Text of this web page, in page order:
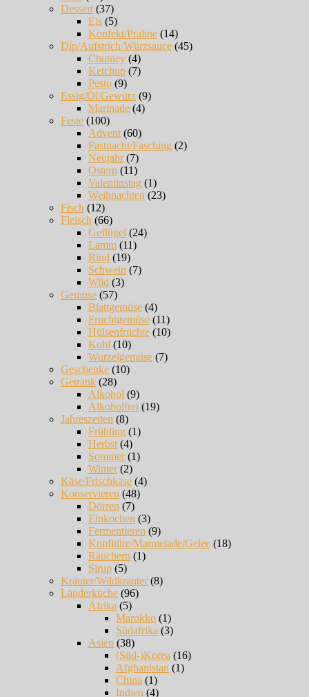
Dessert (37)
Eis (5)
Konfekt/Praline (14)
Dip/Aufstrich/Würzsauce (45)
Chutney (4)
Ketchup (7)
Pesto (9)
Essig/Öl/Gewürz (9)
Marinade (4)
Feste (100)
Advent (60)
Fastnacht/Fasching (2)
Neujahr(7)
Ostern (11)
Valentinstag (1)
Weihnachten (23)
Fisch (12)
Fleisch (66)
Geflügel (24)
Lamm (11)
Rind (19)
Schwein (7)
Wild (3)
Gemüse (57)
Blattgemüse (4)
Fruchtgemüse (11)
Hülsenfrüchte (10)
Kohl (10)
Wurzelgemüse (7)
Geschenke (10)
Getränk (28)
Alkohol (9)
Alkoholfrei (19)
Jahreszeiten (8)
Frühling (1)
Herbst (4)
Sommer(1)
Winter(2)
Käse/Frischkäse (4)
Konservieren (48)
Dörren (7)
Einkochen (3)
Fermentieren (9)
Konfitüre/Marmelade/Gelee (18)
Räuchern (1)
Sirup (5)
Kräuter/Wildkräuter(8)
Länderküche (96)
Afrika (5)
Marokko (1)
Südafrika (3)
Asien (38)
(Süd-)Korea (16)
Afghanistan (1)
China (1)
Indien (4)